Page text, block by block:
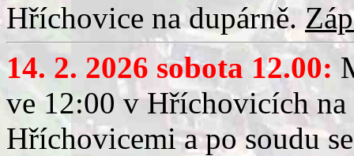
Hříchovice na dupárně.
14. 2. 2026 sobota 12.00:
ve 12:00 v Hříchovicích
Hříchovicemi a po soudu